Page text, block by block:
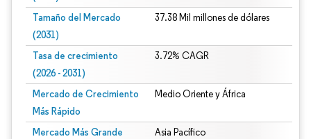
Tamaño del Mercado
(2031)
37.38 Mil millones de dólares
Tasa de crecimiento
(2026 - 2031)
3.72% CAGR
Mercado de Crecimiento
Más Rápido
Medio Oriente y África
Mercado Más Grande Asia Pacífico